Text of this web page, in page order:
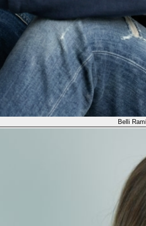
Belli